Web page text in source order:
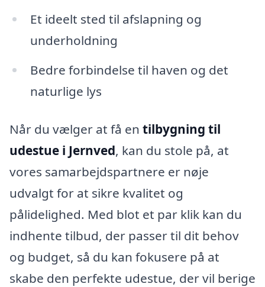
Et ideelt sted til afslapning og
underholdning
Bedre forbindelse til haven og det
naturlige lys
Når du vælger at få en tilbygning til
udestue i Jernved, kan du stole på, at
vores samarbejdspartnere er nøje
udvalgt for at sikre kvalitet og
pålidelighed. Med blot et par klik kan du
indhente tilbud, der passer til dit behov
og budget, så du kan fokusere på at
skabe den perfekte udestue, der vil berige